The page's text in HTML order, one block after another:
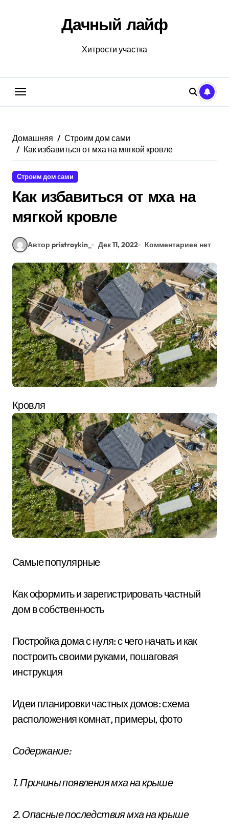
Дачный лайф
Хитрости участка
Домашняя
Строим дом сами
Как избавиться от мха на мягкой кровле
Строим дом сами
Как избавиться от мха на
мягкой кровле
Автор pristroykin_ Дек 11, 2022 Комментариев нет
Кровля
Самые популярные
Как оформить и зарегистрировать частный
дом в собственность
Постройка дома с нуля: с чего начать и как
построить своими руками, пошаговая
инструкция
Идеи планировки частных домов: схема
расположения комнат, примеры, фото
Содержание:
1. Причины появления мха на крыше
2. Опасные последствия мха на крыше